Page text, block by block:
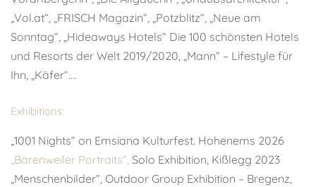
„Vol.at“, „FRISCH Magazin“, „Potzblitz“, „Neue am
Sonntag“, „Hideaways Hotels“ Die 100 schönsten Hotels
und Resorts der Welt 2019/2020, „Mann“ – Lifestyle für
Ihn, „Käfer“….
Exhibitions:
„1001 Nights“ on Emsiana Kulturfest. Hohenems 2026
„Bärenweiler Portraits“, Solo Exhibition, Kißlegg 2023
„Menschenbilder“, Outdoor Group Exhibition – Bregenz,